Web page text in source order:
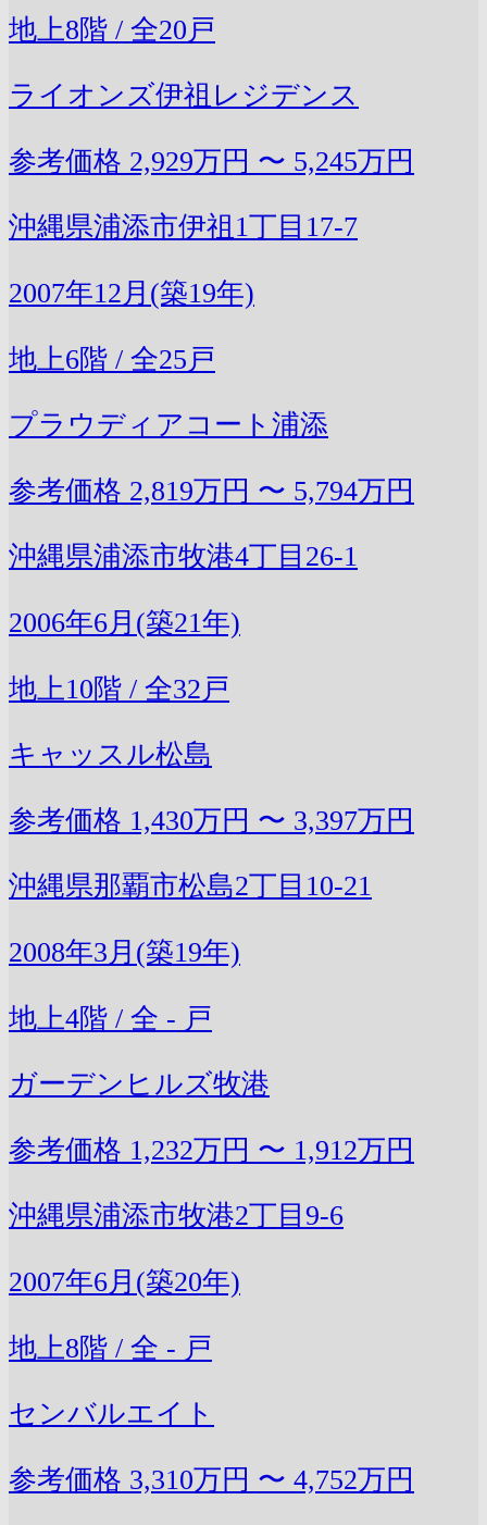
地上8階 / 全20戸
ライオンズ伊祖レジデンス
参考価格 2,929万円 〜 5,245万円
沖縄県浦添市伊祖1丁目17-7
2007年12月(築19年)
地上6階 / 全25戸
プラウディアコート浦添
参考価格 2,819万円 〜 5,794万円
沖縄県浦添市牧港4丁目26-1
2006年6月(築21年)
地上10階 / 全32戸
キャッスル松島
参考価格 1,430万円 〜 3,397万円
沖縄県那覇市松島2丁目10-21
2008年3月(築19年)
地上4階 / 全 - 戸
ガーデンヒルズ牧港
参考価格 1,232万円 〜 1,912万円
沖縄県浦添市牧港2丁目9-6
2007年6月(築20年)
地上8階 / 全 - 戸
センバルエイト
参考価格 3,310万円 〜 4,752万円